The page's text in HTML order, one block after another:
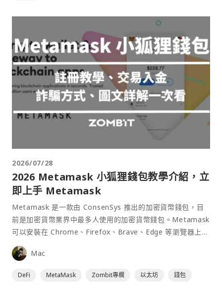
2026/07/28
2026 Metamask 小狐狸錢包教學介紹，立
即上手 Metamask
Metamask 是一款由 ConsenSys 推出的加密貨幣錢包，目
前是加密貨幣業界中最多人使用的加密貨幣錢包。Metamask
可以安裝在 Chrome、Firefox、Brave、Edge 等瀏覽器上作
為插件使用，具備許多功能且使用上非常方便。
Mac
DeFi MetaMask Zombit專欄 以太坊 錢包